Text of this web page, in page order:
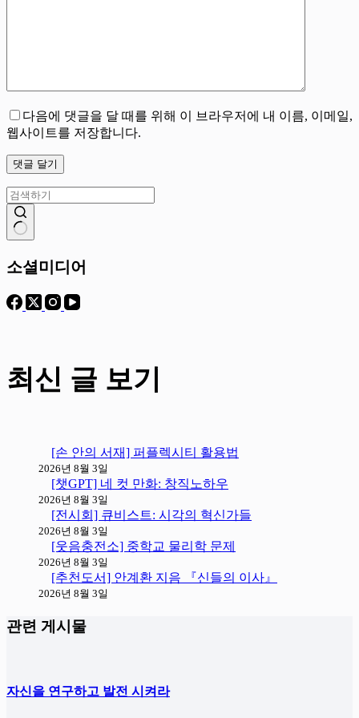
다음에 댓글을 달 때를 위해 이 브라우저에 내 이름, 이메일,
웹사이트를 저장합니다.
댓글 달기
과
음
소셜미디어
최신 글 보기
[손 안의 서재] 퍼플렉시티 활용법
2026년 8월 3일
[챗GPT] 네 컷 만화: 창직노하우
2026년 8월 3일
[전시회] 큐비스트: 시각의 혁신가들
2026년 8월 3일
[웃음충전소] 중학교 물리학 문제
2026년 8월 3일
[추천도서] 안계환 지음 『신들의 이사』
2026년 8월 3일
관련 게시물
자신을 연구하고 발전 시켜라